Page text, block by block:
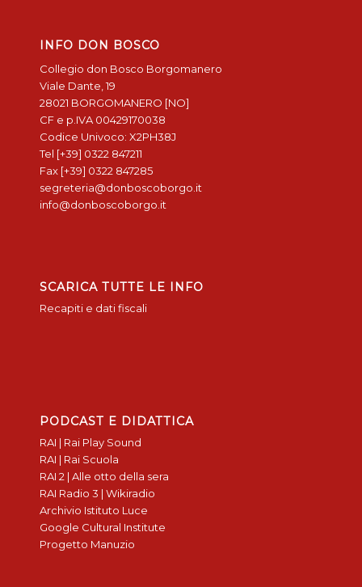
INFO DON BOSCO
Collegio don Bosco Borgomanero
Viale Dante, 19
28021 BORGOMANERO [NO]
CF e p.IVA 00429170038
Codice Univoco: X2PH38J
Tel [+39] 0322 847211
Fax [+39] 0322 847285
segreteria@donboscoborgo.it
info@donboscoborgo.it
SCARICA TUTTE LE INFO
Recapiti e dati fiscali
PODCAST E DIDATTICA
RAI | Rai Play Sound
RAI | Rai Scuola
RAI 2 | Alle otto della sera
RAI Radio 3 | Wikiradio
Archivio Istituto Luce
Google Cultural Institute
Progetto Manuzio